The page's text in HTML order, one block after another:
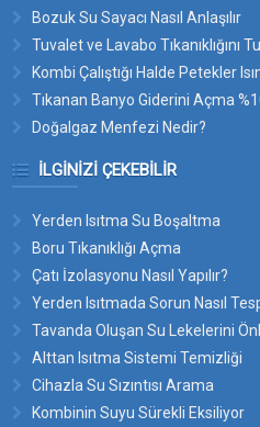
Bozuk Su Sayacı Nasıl Anlaşılır
Tuvalet ve Lavabo Tıkanıklığını
Kombi Çalıştığı Halde Petekler
Tıkanan Banyo Giderini Açma
Doğalgaz Menfezi Nedir?
İLGINIZI ÇEKEBILIR
Yerden Isıtma Su Boşaltma
Boru Tıkanıklığı Açma
Çatı İzolasyonu Nasıl Yapılır?
Yerden Isıtmada Sorun Nasıl
Tavanda Oluşan Su Lekelerini
Alttan Isıtma Sistemi Temizliği
Cihazla Su Sızıntısı Arama
Kombinin Suyu Sürekli Eksiliyor